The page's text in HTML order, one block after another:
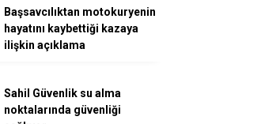
Başsavcılıktan motokuryenin
hayatını kaybettiği kazaya
ilişkin açıklama
Sahil Güvenlik su alma
noktalarında güvenliği